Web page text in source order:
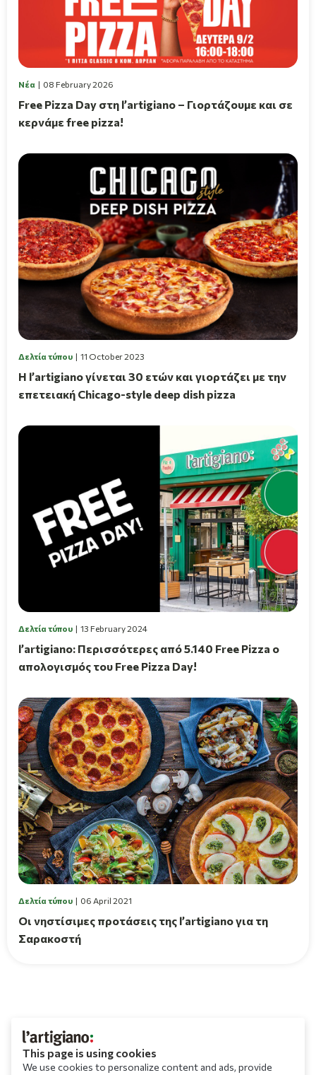
Νέα 08 February 2026
Free Pizza Day στη l’artigiano – Γιορτάζουμε και σε
κερνάμε free pizza!
Δελτία τύπου 11 October 2023
Η l’artigiano γίνεται 30 ετών και γιορτάζει με την
επετειακή Chicago-style deep dish pizza
Δελτία τύπου 13 February 2024
l’artigiano: Περισσότερες από 5.140 Free Pizza ο
απολογισμός του Free Pizza Day!
Δελτία τύπου 06 April 2021
Οι νηστίσιμες προτάσεις της l’artigiano για τη
Σαρακοστή
This page is using cookies
We use cookies to personalize content and ads, provide